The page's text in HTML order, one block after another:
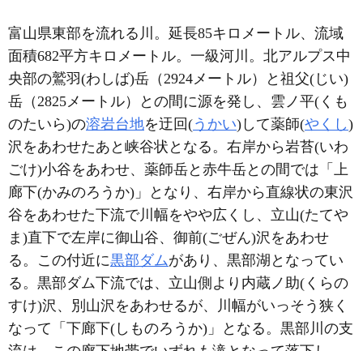
富山県東部を流れる川。延長85キロメートル、流域
面積682平方キロメートル。一級河川。北アルプス中
央部の鷲羽(わしば)岳（2924メートル）と祖父(じい)
岳（2825メートル）との間に源を発し、雲ノ平(くも
のたいら)の溶岩台地を迂回(うかい)して薬師(やくし)
沢をあわせたあと峡谷状となる。右岸から岩苔(いわ
ごけ)小谷をあわせ、薬師岳と赤牛岳との間では「上
廊下(かみのろうか)」となり、右岸から直線状の東沢
谷をあわせた下流で川幅をやや広くし、立山(たてや
ま)直下で左岸に御山谷、御前(ごぜん)沢をあわせ
る。この付近に黒部ダムがあり、黒部湖となってい
る。黒部ダム下流では、立山側より内蔵ノ助(くらの
すけ)沢、別山沢をあわせるが、川幅がいっそう狭く
なって「下廊下(しものろうか)」となる。黒部川の支